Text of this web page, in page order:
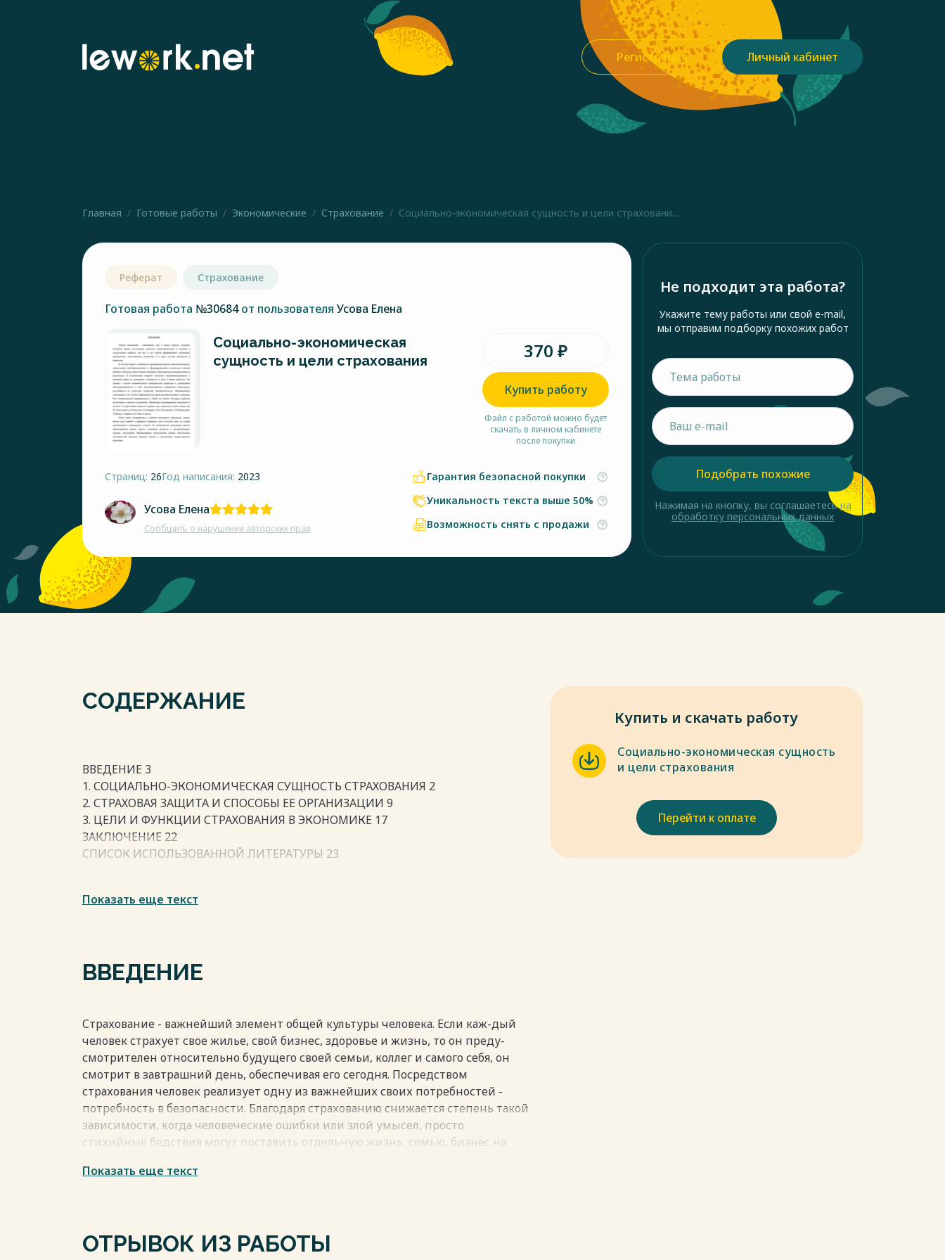
Регистрация Личный кабинет
Главная Готовые работы Экономические Страхование Социально-экономическая сущность и цели страховани...
Реферат Страхование
Готовая работа №30684от пользователя Усова Елена
Социально-экономическая
сущность и цели страхования
370 ₽
Купить работу
Файл с работой можно будет
скачать в личном кабинете
после покупки
Страниц: 26Год написания: 2023
Усова Елена
Сообщить о нарушении авторских прав
Гарантия безопасной покупки
Уникальность текста выше 50%
Возможность снять с продажи
Не подходит эта работа?
Укажите тему работы или свой e-mail,
мы отправим подборку похожих работ
Подобрать похожие
Нажимая на кнопку, вы соглашаетесьна
обработку персональных данных
СОДЕРЖАНИЕ
ВВЕДЕНИЕ 3
1. СОЦИАЛЬНО-ЭКОНОМИЧЕСКАЯ СУЩНОСТЬ СТРАХОВАНИЯ 2
2. СТРАХОВАЯ ЗАЩИТА И СПОСОБЫ ЕЕ ОРГАНИЗАЦИИ 9
3. ЦЕЛИ И ФУНКЦИИ СТРАХОВАНИЯ В ЭКОНОМИКЕ 17
ЗАКЛЮЧЕНИЕ 22
СПИСОК ИСПОЛЬЗОВАННОЙ ЛИТЕРАТУРЫ 23
Весь текст будет доступен
Показать еще текст
ВВЕДЕНИЕ
Страхование - важнейший элемент общей культуры человека. Если каж-дый
человек страхует свое жилье, свой бизнес, здоровье и жизнь, то он преду-
смотрителен относительно будущего своей семьи, коллег и самого себя, он
смотрит в завтрашний день, обеспечивая его сегодня. Посредством
страхования человек реализует одну из важнейших своих потребностей -
потребность в безопасности. Благодаря страхованию снижается степень такой
зависимости, когда человеческие ошибки или злой умысел, просто
стихийные бедствия могут поставить отдельную жизнь, семью, бизнес на
Как известно, одной из важнейших составляющих человеческого бытия
определяют человеческую жизнедеятельность: природные, географические,
Показать еще текст
ОТРЫВОК ИЗ РАБОТЫ
Купить и скачать работу
Социально-экономическая сущность
и цели страхования
Перейти к оплате